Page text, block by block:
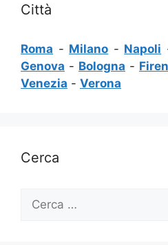
Città
Roma - Milano - Napoli
Genova - Bologna -
Venezia - Verona
Cerca
per: